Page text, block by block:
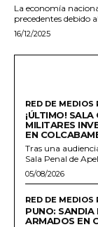
La economía
precedentes debido
16/12/2025
RED DE MEDIOS
¡ÚLTIMO!
MILITARES
EN
Tras una
Sala Penal de
05/08/2026
RED DE MEDIOS
PUNO: SANDIA
ARMADOS EN